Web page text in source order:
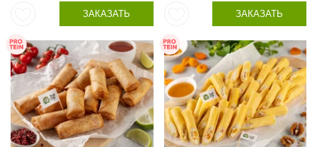
ЗАКАЗАТЬ ЗАКАЗАТЬ